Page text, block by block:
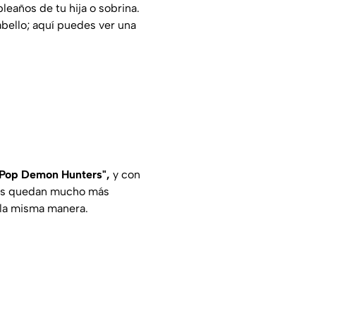
de tu hija o sobrina.
aquí puedes ver una
Demon Hunters", y con
quedan mucho más
misma manera.